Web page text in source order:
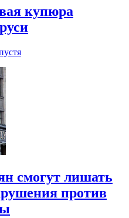
купюра
смогут лишать
против